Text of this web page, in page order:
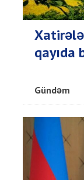
qayıda
Gündəm